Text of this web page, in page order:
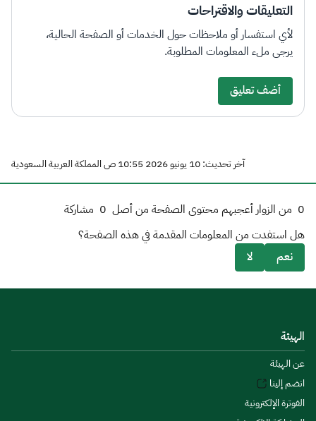
التعليقات والاقتراحات
لأي استفسار أو ملاحظات حول الخدمات أو الصفحة الحالية،
يرجى ملء المعلومات المطلوبة.
أضف تعليق
آخر تحديث: 10 يونيو 2026 10:55 ص المملكة العربية السعودية
0 من الزوار أعجبهم محتوى الصفحة من أصل 0 مشاركة
هل استفدت من المعلومات المقدمة في هذه الصفحة؟
نعم
لا
الهيئة
عن الهيئة
انضم إلينا
الفوترة الإلكترونية